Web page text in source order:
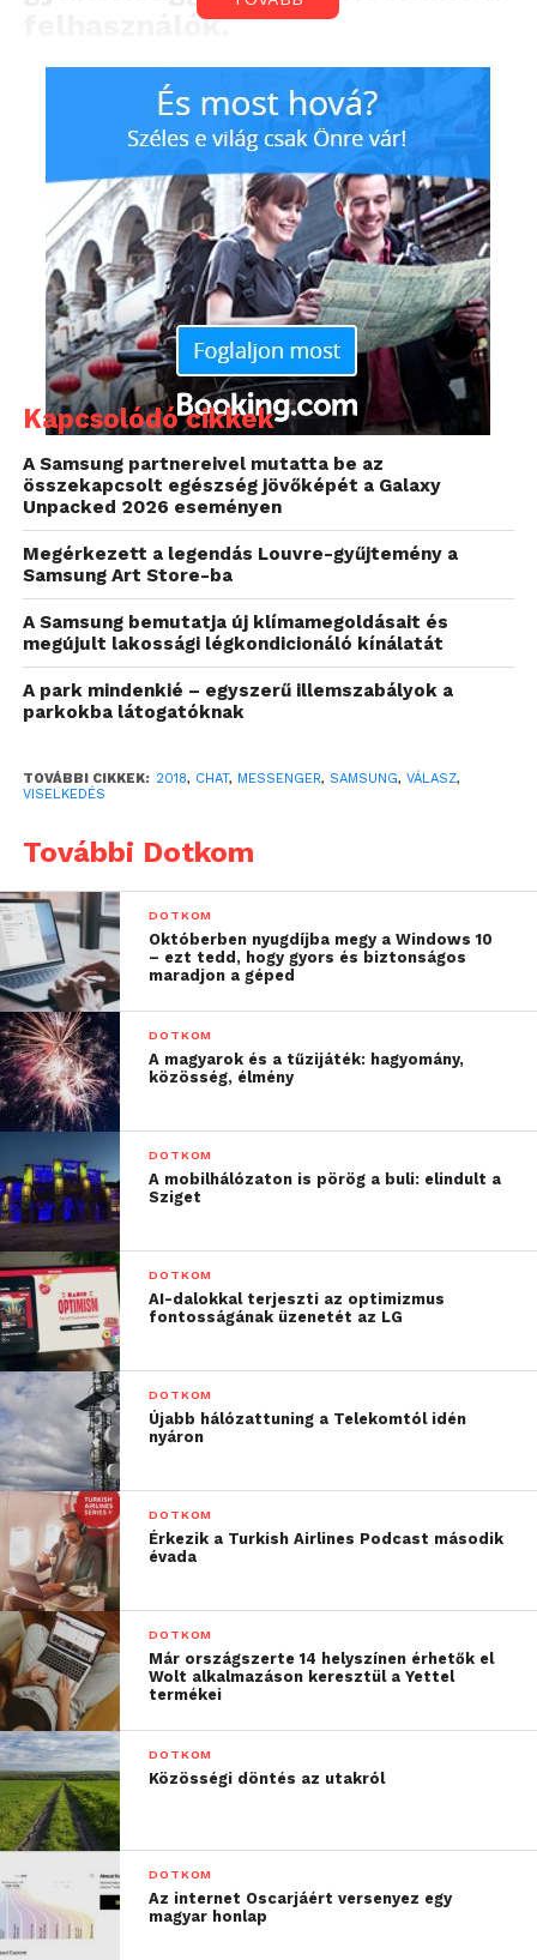
felhasználók.
Memedroid
A Samsung Electronics legújabb kutatásából például
sose kapcsolja ki a telefonját. A fiatalok közül
majdnem minden harmadik néhány percenként
harmada félóránként. A folyamatos készenlét
válaszfüggőséghez is vezethet, ami szüntelen
agyalást jelent a másik fél szándékairól.
„A körülöttünk lévő világ
is azt sulykolja, hogy
minden platformon adjuk
át magunkat ennek a
tendenciának.
kommunikáció azonban
nagyon összetett
folyamat, amit a
testbeszéd is kiegészít. A
virtuális eszmecsere
során ez a vizuális kellék
hiányzik eszköztárunkból,
így nem csoda, ha
hiányában
elbizonytalanodunk és
helyettesítőket keresünk.
A legdurvább konfliktus
abból adódik egy ilyen
helyzetben, amikor nem
válaszolnak a
kérdéseinkre, figyelmen
kívül hagynak bennünket.
Ez a »virtuális
testbeszéd«, ami
ugyanolyan jelentőséggel
Kapcsolódó cikkek
A Samsung partnereivel mutatta be az
összekapcsolt egészség jövőképét a Galaxy
Unpacked 2026 eseményen
Megérkezett a legendás Louvre-gyűjtemény a
Samsung Art Store-ba
A Samsung bemutatja új klímamegoldásait és
megújult lakossági légkondicionáló kínálatát
A park mindenkié – egyszerű illemszabályok a
parkokba látogatóknak
TOVÁBBI CIKKEK: 2018, CHAT, MESSENGER, SAMSUNG, VÁLASZ,
VISELKEDÉS
További Dotkom
DOTKOM
Októberben nyugdíjba megy a Windows 10
– ezt tedd, hogy gyors és biztonságos
maradjon a géped
DOTKOM
A magyarok és a tűzijáték: hagyomány,
közösség, élmény
DOTKOM
A mobilhálózaton is pörög a buli: elindult a
Sziget
DOTKOM
AI-dalokkal terjeszti az optimizmus
fontosságának üzenetét az LG
DOTKOM
Újabb hálózattuning a Telekomtól idén
nyáron
DOTKOM
Érkezik a Turkish Airlines Podcast második
évada
DOTKOM
Már országszerte 14 helyszínen érhetők el
Wolt alkalmazáson keresztül a Yettel
termékei
DOTKOM
Közösségi döntés az utakról
DOTKOM
Az internet Oscarjáért versenyez egy
magyar honlap